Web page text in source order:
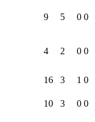
9 5 0 0
4 2 0 0
16 3 1 0
10 3 0 0